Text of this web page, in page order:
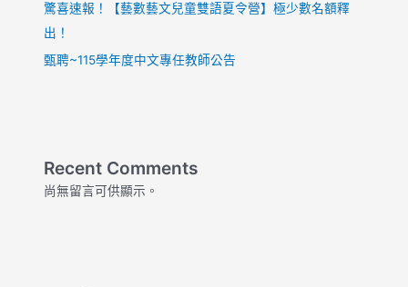
驚喜速報！【藝數藝文兒童雙語夏令營】極少數名額釋
出！
甄聘~115學年度中文專任教師公告
Recent Comments
尚無留言可供顯示。